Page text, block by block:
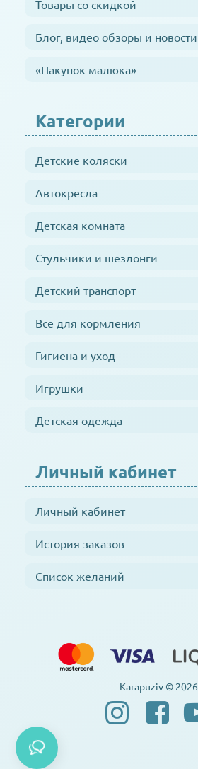
Товары со скидкой
Блог, видео обзоры и новости
«Пакунок малюка»
Категории
Детские коляски
Автокресла
Детская комната
Стульчики и шезлонги
Детский транспорт
Все для кормления
Гигиена и уход
Игрушки
Детская одежда
Личный кабинет
Личный кабинет
История заказов
Список желаний
Karapuziv © 2026